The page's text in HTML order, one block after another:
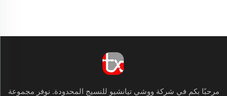
مرحبًا بكم في شركة ووشي تيانشيو للنسيج المحدودة. نوفر مجموعة